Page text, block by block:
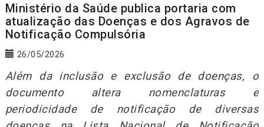
Ministério da Saúde publica portaria com
atualização das Doenças e dos Agravos de
Notificação Compulsória
26/05/2026
Além da inclusão e exclusão de doenças, o
documento altera nomenclaturas e
periodicidade de notificação de diversas